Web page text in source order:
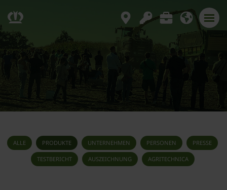
ALLE PRODUKTE UNTERNEHMEN PERSONEN PRESSE
TESTBERICHT AUSZEICHNUNG AGRITECHNICA